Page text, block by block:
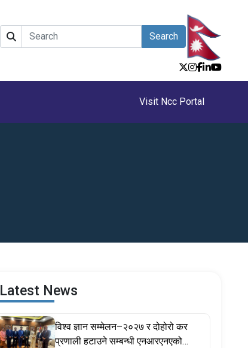
Search
Visit Ncc Portal
Latest News
विश्व ज्ञान सम्मेलन–२०२७ र दोहोरो कर
प्रणाली हटाउने सम्बन्धी एनआरएनएको